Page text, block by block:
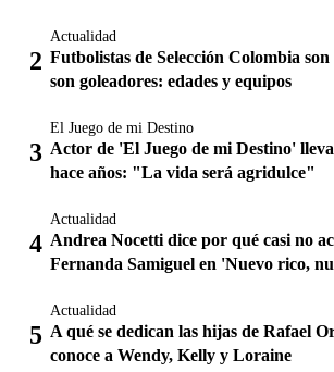
Actualidad
Futbolistas de Selección Colombia
son goleadores: edades y equipos
El Juego de mi Destino
Actor de 'El Juego de mi Destino'
hace años: "La vida será agridulce"
Actualidad
Andrea Nocetti dice por qué casi no
Fernanda Samiguel en 'Nuevo rico,
Actualidad
A qué se dedican las hijas de Rafael
conoce a Wendy, Kelly y Loraine